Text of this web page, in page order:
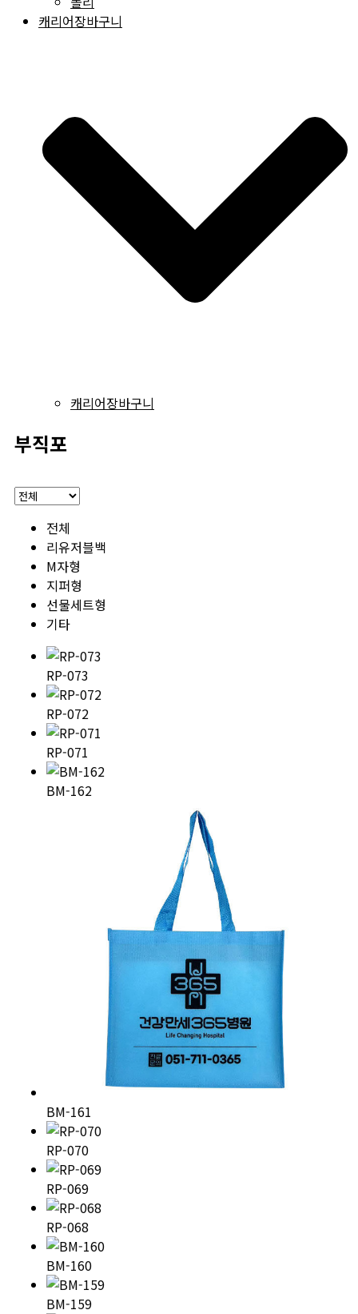
캐리어장바구니
캐리어장바구니
부직포
전체
리유저블백
M자형
지퍼형
선물세트형
기타
RP-073
RP-072
RP-071
BM-162
BM-161
RP-070
RP-069
RP-068
BM-160
BM-159